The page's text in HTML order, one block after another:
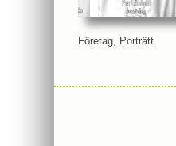
Företag Porträtt